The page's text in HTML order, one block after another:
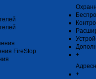
FireStop
+
+